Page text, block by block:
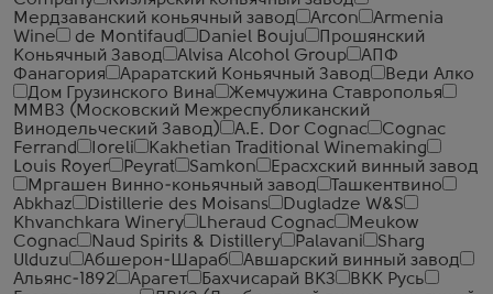
Мердзаванский коньячный завод
Arcon
Armenia
Wine
de Montifaud Daniel Bouju
Прошянский
Коньячный Завод
Alvisa Alcohol Group
АПФ
Фанагория
Араратский Коньячный Завод
Веди Алко
Дом Грузинского Вина
Жемчужина Ставрополья
ММВЗ (Московский Межреспубликанский
Винодельческий Завод)
A.E. Dor Cognac
Cognac
Ferrand
Ioreli
Kakhetian Traditional Winemaking
Louis Royer
Peyrat Samkon
Ерасхский винный завод
Мргашен Винно-коньячный завод
Ташкентвино
Abkhaz
Distillerie des Moisans
Dugladze W&S
Khvanchkara Winery
Lheraud Cognac
Meukow
Cognac
Naud Spirits & Distillery Palavani
Sharg
Ulduzu
Абшерон-Шараб
Авшарский винный завод
Альянс-1892
Арагет Бахчисарай ВКЗ
ВКК Русь